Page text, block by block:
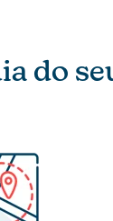
do